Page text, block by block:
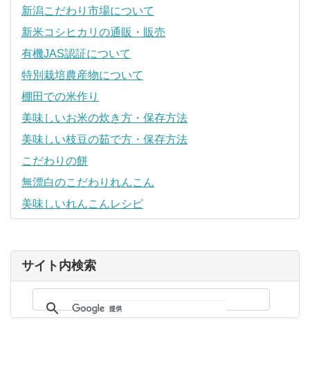
新潟こだわり市場について
新米コシヒカリの通販・販売
有機JAS認証について
特別栽培農産物について
棚田での米作り
美味しいお米の炊き方・保存方法
美味しい枝豆の茹で方・保存方法
こだわりの餅
無漂白のこだわりれんこん
美味しいれんこんレシピ
サイト内検索